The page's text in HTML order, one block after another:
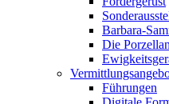
Barbara-
Die
Führungen